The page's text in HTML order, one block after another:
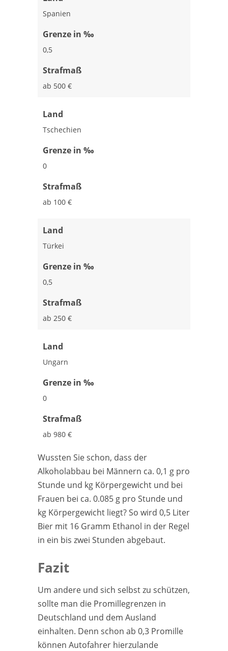
Spanien
Grenze in ‰
0,5
Strafmaß
ab 500 €
Land
Tschechien
Grenze in ‰
0
Strafmaß
ab 100 €
Land
Türkei
Grenze in ‰
0,5
Strafmaß
ab 250 €
Land
Ungarn
Grenze in ‰
0
Strafmaß
ab 980 €
Wussten Sie schon, dass der
Alkoholabbau bei Männern ca. 0,1 g pro
Stunde und kg Körpergewicht und bei
Frauen bei ca. 0.085 g pro Stunde und
kg Körpergewicht liegt? So wird 0,5 Liter
Bier mit 16 Gramm Ethanol in der Regel
in ein bis zwei Stunden abgebaut.
Fazit
Um andere und sich selbst zu schützen,
sollte man die Promillegrenzen in
Deutschland und dem Ausland
einhalten. Denn schon ab 0,3 Promille
können Autofahrer hierzulande